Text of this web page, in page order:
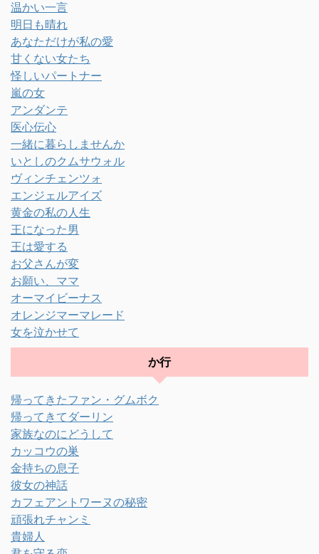
温かい一言
明日も晴れ
あなただけが私の愛
甘くない女たち
怪しいパートナー
嵐の女
アンダンテ
医心伝心
一緒に暮らしませんか
いとしのクムサウォル
ヴィンチェンツォ
エンジェルアイズ
黄金の私の人生
王になった男
王は愛する
お父さんが変
お願い、ママ
オーマイビーナス
オレンジマーマレード
女を泣かせて
か行
帰ってきたファン・グムボク
帰ってきてダーリン
家族なのにどうして
カッコウの巣
金持ちの息子
彼女の神話
カフェアントワーヌの秘密
頑張れチャンミ
貴婦人